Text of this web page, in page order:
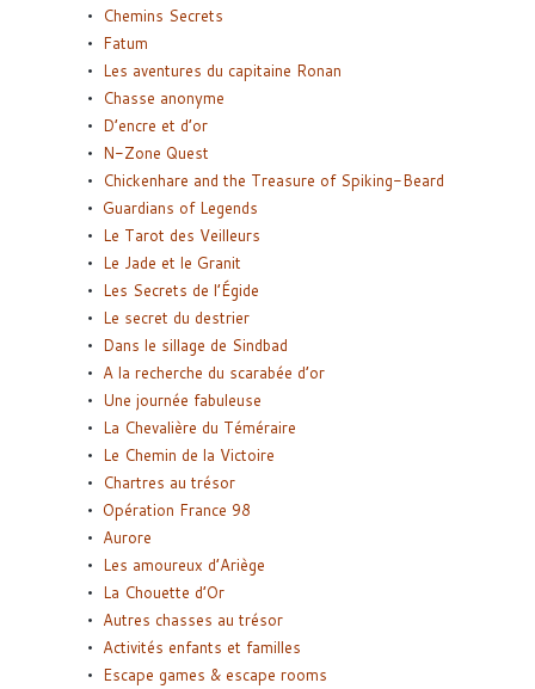
Chemins Secrets
Fatum
Les aventures du capitaine Ronan
Chasse anonyme
D’encre et d’or
N-Zone Quest
Chickenhare and the Treasure of Spiking-Beard
Guardians of Legends
Le Tarot des Veilleurs
Le Jade et le Granit
Les Secrets de l’Égide
Le secret du destrier
Dans le sillage de Sindbad
A la recherche du scarabée d’or
Une journée fabuleuse
La Chevalière du Téméraire
Le Chemin de la Victoire
Chartres au trésor
Opération France 98
Aurore
Les amoureux d’Ariège
La Chouette d’Or
Autres chasses au trésor
Activités enfants et familles
Escape games & escape rooms